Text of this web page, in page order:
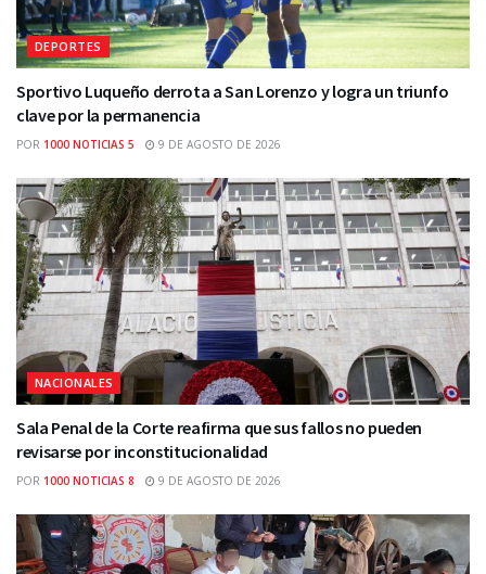
DEPORTES
Sportivo Luqueño derrota a San Lorenzo y logra un triunfo
clave por la permanencia
POR 1000 NOTICIAS 5 9 DE AGOSTO DE 2026
NACIONALES
Sala Penal de la Corte reafirma que sus fallos no pueden
revisarse por inconstitucionalidad
POR 1000 NOTICIAS 8 9 DE AGOSTO DE 2026